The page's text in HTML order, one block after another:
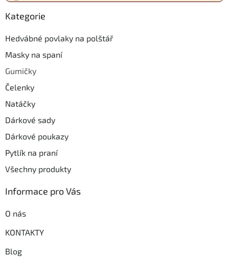
Kategorie
Hedvábné povlaky na polštář
Masky na spaní
Gumičky
Čelenky
Natáčky
Dárkové sady
Dárkové poukazy
Pytlík na praní
Všechny produkty
Informace pro Vás
O nás
KONTAKTY
Blog